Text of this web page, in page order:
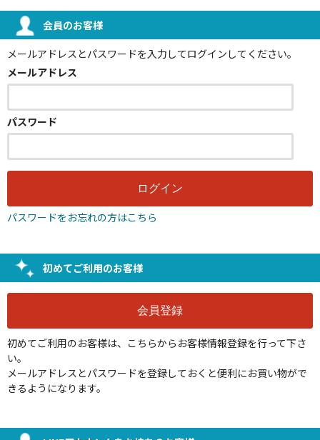
会員のお客様
メールアドレスとパスワードを入力してログインしてください。
メールアドレス
パスワード
パスワードをお忘れの方はこちら
初めてご利用のお客様
初めてご利用のお客様は、こちらからお客様情報登録を行って下さ
い。
メールアドレスとパスワードを登録しておくと便利にお買い物がで
きるようになります。